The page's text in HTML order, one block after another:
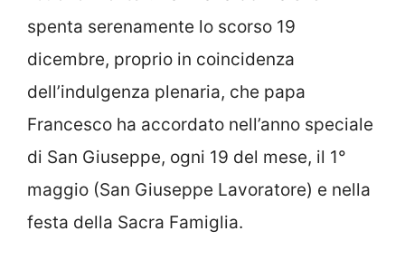
spenta serenamente lo scorso 19
dicembre, proprio in coincidenza
dell’indulgenza plenaria, che papa
Francesco ha accordato nell’anno speciale
di San Giuseppe, ogni 19 del mese, il 1°
maggio (San Giuseppe Lavoratore) e nella
festa della Sacra Famiglia.